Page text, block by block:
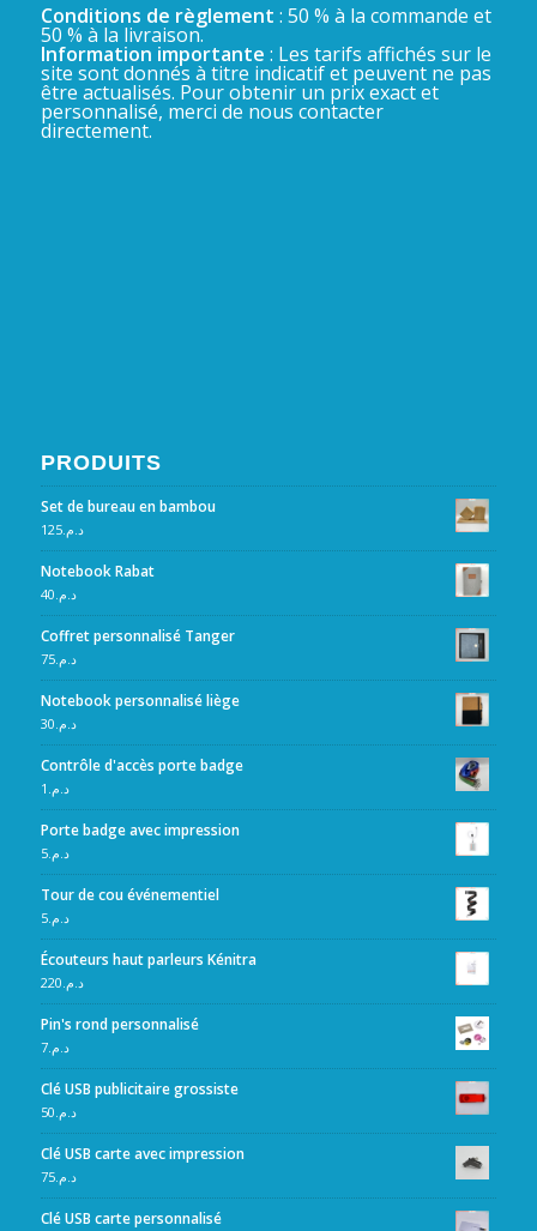
Conditions de règlement : 50 % à la commande et
50 % à la livraison.
Information importante : Les tarifs affichés sur le
site sont donnés à titre indicatif et peuvent ne pas
être actualisés. Pour obtenir un prix exact et
personnalisé, merci de nous contacter
directement.
PRODUITS
Set de bureau en bambou
د.م.125
Notebook Rabat
د.م.40
Coffret personnalisé Tanger
د.م.75
Notebook personnalisé liège
د.م.30
Contrôle d'accès porte badge
د.م. 1
Porte badge avec impression
د.م.5
Tour de cou événementiel
د.م.5
Écouteurs haut parleurs Kénitra
د.م.220
Pin's rond personnalisé
د.م.7
Clé USB publicitaire grossiste
د.م.50
Clé USB carte avec impression
د.م.75
Clé USB carte personnalisé